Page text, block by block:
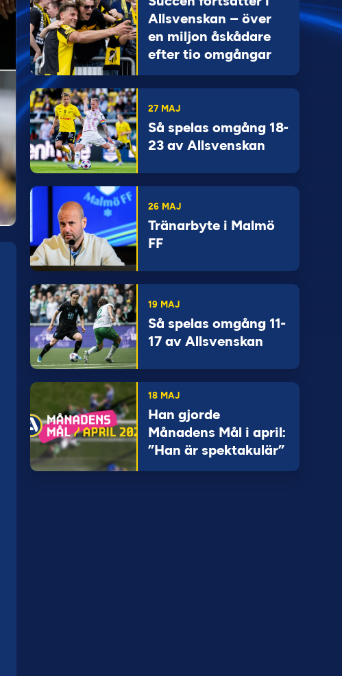
Allsvenskan – över
en miljon åskådare
efter tio omgångar
27 MAJ
Så spelas omgång 18-
23 av Allsvenskan
26 MAJ
Tränarbyte i Malmö
FF
19 MAJ
Så spelas omgång 11-
17 av Allsvenskan
18 MAJ
Han gjorde
Månadens Mål i april:
”Han är spektakulär”